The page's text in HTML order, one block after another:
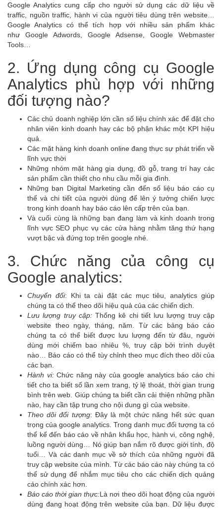
Google Analytics cung cấp cho người sử dụng các dữ liệu về
traffic, nguồn traffic, hành vi của người tiêu dùng trên website…
Google Analytics có thể tích hợp với nhiều sản phẩm khác
như Google Adwords, Google Adsense, Google Webmaster
Tools…
2. Ứng dụng công cụ Google
Analytics phù hợp với những
đối tượng nào?
Các chủ doanh nghiệp lớn cần số liệu chính xác để đặt cho
nhân viên kinh doanh hay các bộ phận khác một KPI hiệu
quả.
Các mặt hàng kinh doanh online đang thực sự phát triển về
lĩnh vực thời
Những nhóm mặt hàng gia dụng, đồ gỗ, trang trí hay các
sản phẩm cần thiết cho nhu cầu mỗi gia đình.
Những bạn Digital Marketing cần đến số liệu báo cáo cụ
thể và chi tiết của người dùng để lên ý tưởng chiến lược
trong kinh doanh hay báo cáo lên cấp trên của bạn.
Và cuối cùng là những bạn đang làm và kinh doanh trong
lĩnh vực SEO phục vụ các cửa hàng nhằm tăng thứ hạng
vượt bậc và đứng top trên google nhé.
3. Chức năng của công cụ
Google analytics:
Chuyển đổi: Khi ta cài đặt các mục tiêu, analytics giúp
chúng ta có thể theo dõi hiệu quả của các chiến dịch.
Lưu lượng truy cập:Thống kê chi tiết lưu lượng truy cập
website theo ngày, tháng, năm. Từ các bảng báo cáo
chúng ta có thể biết được lưu lượng đến từ đâu, người
dùng mới chiếm bao nhiêu %, truy cập bởi trình duyệt
nào… Báo cáo có thể tùy chỉnh theo mục đích theo dõi của
các bạn.
Hành vi: Chức năng này của google analytics báo cáo chi
tiết cho ta biết số lần xem trang, tỷ lệ thoát, thời gian trung
bình trên web. Giúp chúng ta biết cần cải thiện những phần
nào, hay cần tập trung cho nội dung gì của website.
Theo dõi đối tượng: Đây là một chức năng hết sức quan
trọng của google analytics. Trong danh mục đối tượng ta có
thể kể đến báo cáo về nhân khẩu học, hành vi, công nghệ,
luồng người dùng… Nó giúp bạn nắm rõ được giới tính, độ
tuổi… Và các danh mục về sở thích của những người đã
truy cập website của mình. Từ các báo cáo này chúng ta có
thể sử dụng để nhắm mục tiêu cho các chiến dịch quảng
cáo chính xác hơn.
Báo cáo thời gian thực:Là nơi theo dõi hoạt động của người
dùng đang hoạt động trên website của bạn. Dữ liệu được